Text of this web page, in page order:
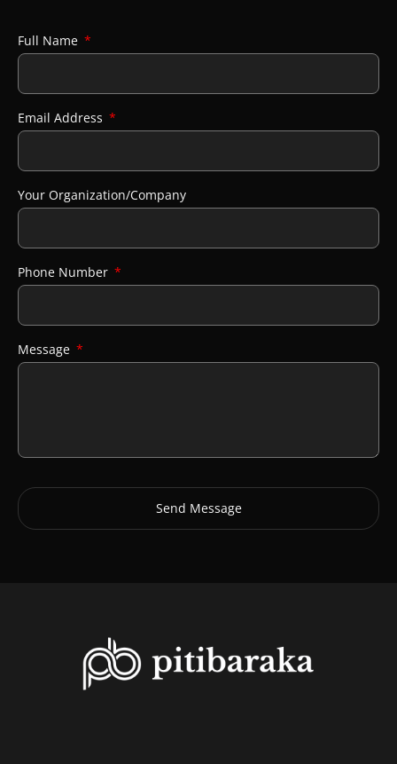
Full Name
Email Address
Your Organization/Company
Phone Number
Message
Send Message